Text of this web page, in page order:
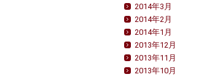
2014年3月
2014年2月
2014年1月
2013年12月
2013年11月
2013年10月